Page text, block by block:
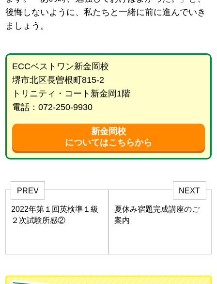
後悔しないように、私たちと一緒に前に進んでいき
ましょう。
ECCベストワン新金岡校
堺市北区長曽根町815-2
トリニティ・コート新金岡1階
電話：072-250-9930
新金岡校
についてはこちらから
PREV
2022年第１回英検準１級
２次試験所感②
NEXT
夏休み宿題完成講座のご
案内